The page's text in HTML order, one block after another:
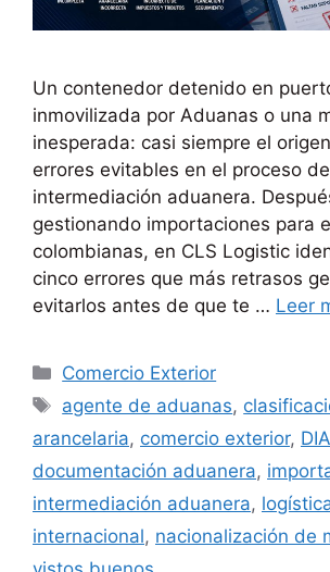
Un contenedor detenido en
inmovilizada por Aduanas o una
inesperada: casi siempre el
errores evitables en el proceso de
intermediación aduanera.
gestionando importaciones para
colombianas, en CLS Logistic
cinco errores que más retrasos
evitarlos antes de que te … Leer
Categorías
Comercio Exterior
Etiquetas
agente de aduanas,
arancelaria, comercio exterior,
documentación aduanera,
intermediación aduanera,
internacional, nacionalización de